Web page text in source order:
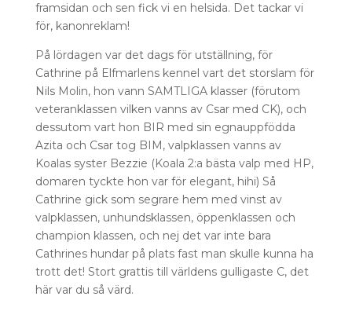
framsidan och sen fick vi en helsida. Det tackar vi
för, kanonreklam!
På lördagen var det dags för utställning, för
Cathrine på Elfmarlens kennel vart det storslam för
Nils Molin, hon vann SAMTLIGA klasser (förutom
veteranklassen vilken vanns av Csar med CK), och
dessutom vart hon BIR med sin egnauppfödda
Azita och Csar tog BIM, valpklassen vanns av
Koalas syster Bezzie (Koala 2:a bästa valp med HP,
domaren tyckte hon var för elegant, hihi) Så
Cathrine gick som segrare hem med vinst av
valpklassen, unhundsklassen, öppenklassen och
champion klassen, och nej det var inte bara
Cathrines hundar på plats fast man skulle kunna ha
trott det! Stort grattis till världens gulligaste C, det
här var du så värd.